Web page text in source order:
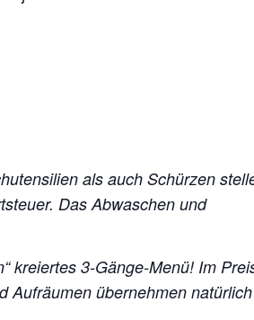
als auch Schürzen
Das Abwaschen und
kreiertes 3-Gänge-Menü! Im
Aufräumen übernehmen natürlich